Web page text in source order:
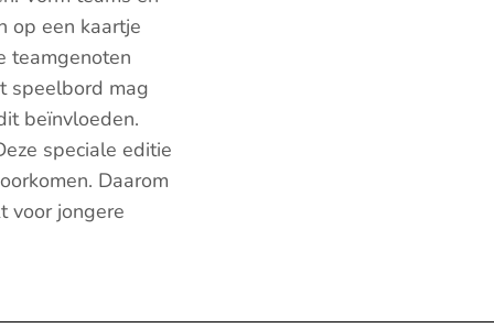
op een kaartje
teamgenoten
speelbord mag
beïnvloeden.
speciale editie
Daarom
voor jongere